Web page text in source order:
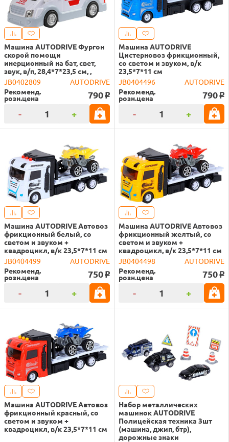
Машина AUTODRIVE Фургон
скорой помощи
инерционный на бат, свет,
звук, в/п, 28,4*7*23,5 см, ,
JB0402809
AUTODRIVE
Рекоменд.
розн.цена 790 o
- +
Машина AUTODRIVE
Цистерновоз фрикционный,
со светом и звуком, в/к
23,5*7*11 см
JB0404496
AUTODRIVE
Рекоменд.
розн.цена 790 o
- +
Машина AUTODRIVE Автовоз
фрикционный белый, со
светом и звуком +
квадроцикл, в/к 23,5*7*11 см
JB0404499
AUTODRIVE
Рекоменд.
розн.цена 750 o
- +
Машина AUTODRIVE Автовоз
фрикционный желтый, со
светом и звуком +
квадроцикл, в/к 23,5*7*11 см
JB0404498
AUTODRIVE
Рекоменд.
розн.цена 750 o
- +
Машина AUTODRIVE Автовоз
фрикционный красный, со
светом и звуком +
квадроцикл, в/к 23,5*7*11 см
Набор металлических
машинок AUTODRIVE
Полицейская техника 3шт
(машина, джип, бтр),
дорожные знаки